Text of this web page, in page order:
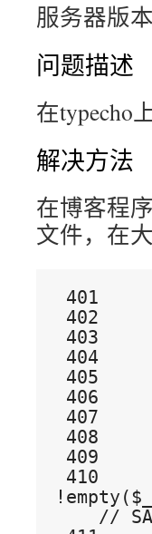
服务器版
问题描述
在typecho
解决方法
在博客程
文件，在
401
402
403
404
405
406
407
408
409
//